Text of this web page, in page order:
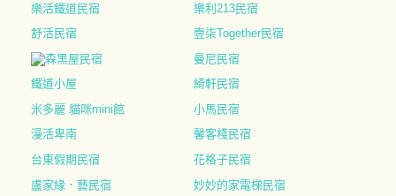
樂活鐵道民宿
樂利213民宿
舒活民宿
壹柒Together民宿
森黑屋民宿
曼尼民宿
鐵道小屋
綺軒民宿
米多麗 貓咪mini館
小馬民宿
漫活卑南
馨客棧民宿
台東假期民宿
花格子民宿
盧家緣．藝民宿
妙妙的家電梯民宿